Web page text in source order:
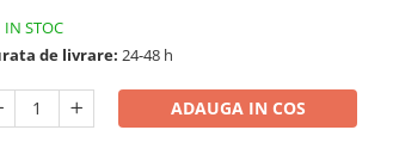
IN STOC
de livrare: 24-48 h
ADAUGA IN COS